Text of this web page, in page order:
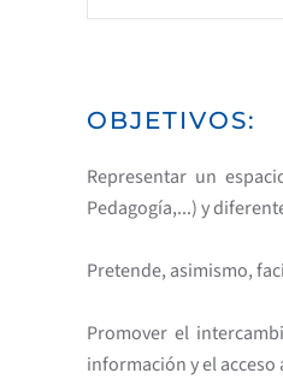
OBJETIVOS:
Representar un
Pedagogía,...) y
Pretende, asimismo,
Promover el
información y el acceso